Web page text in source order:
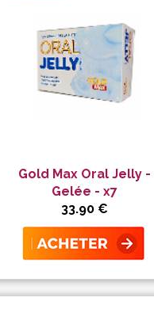
Gold Max Oral Jelly -
Gelée - x7
33.90 €